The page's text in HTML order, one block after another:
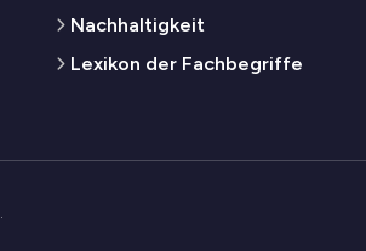
Nachhaltigkeit
Lexikon der Fachbegriffe